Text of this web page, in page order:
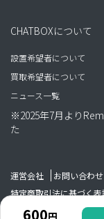
600円
CHATBOXについて
設置希望者について
買取希望者について
ニュース一覧
※2025年7月より
た
運営会社 お問い合わせ
特定商取引法に基づく表